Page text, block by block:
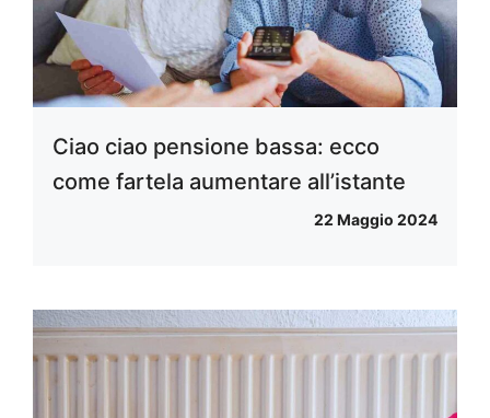
Ciao ciao pensione bassa: ecco
come fartela aumentare all’istante
22 Maggio 2024